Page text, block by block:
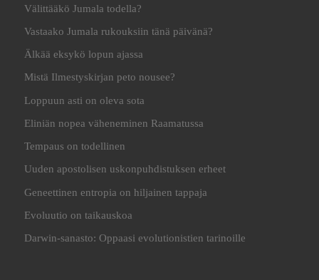
Välittääkö Jumala todella?
Vastaako Jumala rukouksiin tänä päivänä?
Älkää eksykö lopun ajassa
Mistä Ilmestyskirjan peto nousee?
Loppuun asti on oleva sota
Eliniän nopea väheneminen Raamatussa
Tempaus on todellinen
Uuden apostolisen uskonpuhdistuksen erheet
Geneettinen entropia on hiljainen tappaja
Evoluutio on taikauskoa
Darwin-sanasto: Oppaasi evolutionistien tarinoille